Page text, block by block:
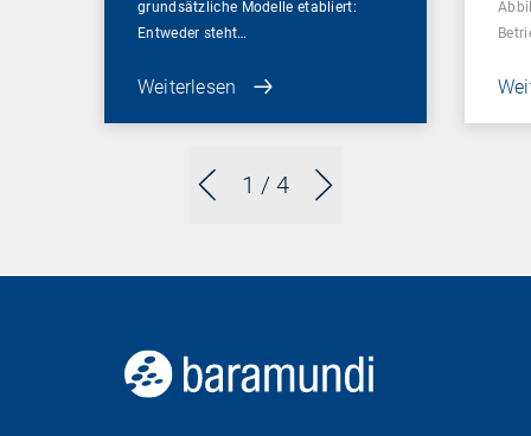
1 / 4
grundsätzliche Modelle etabliert:
Entweder steht…
Weiterlesen